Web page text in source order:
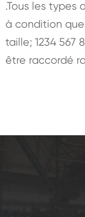
.Tous les types
à condition
taille; 1234 567
être raccordé